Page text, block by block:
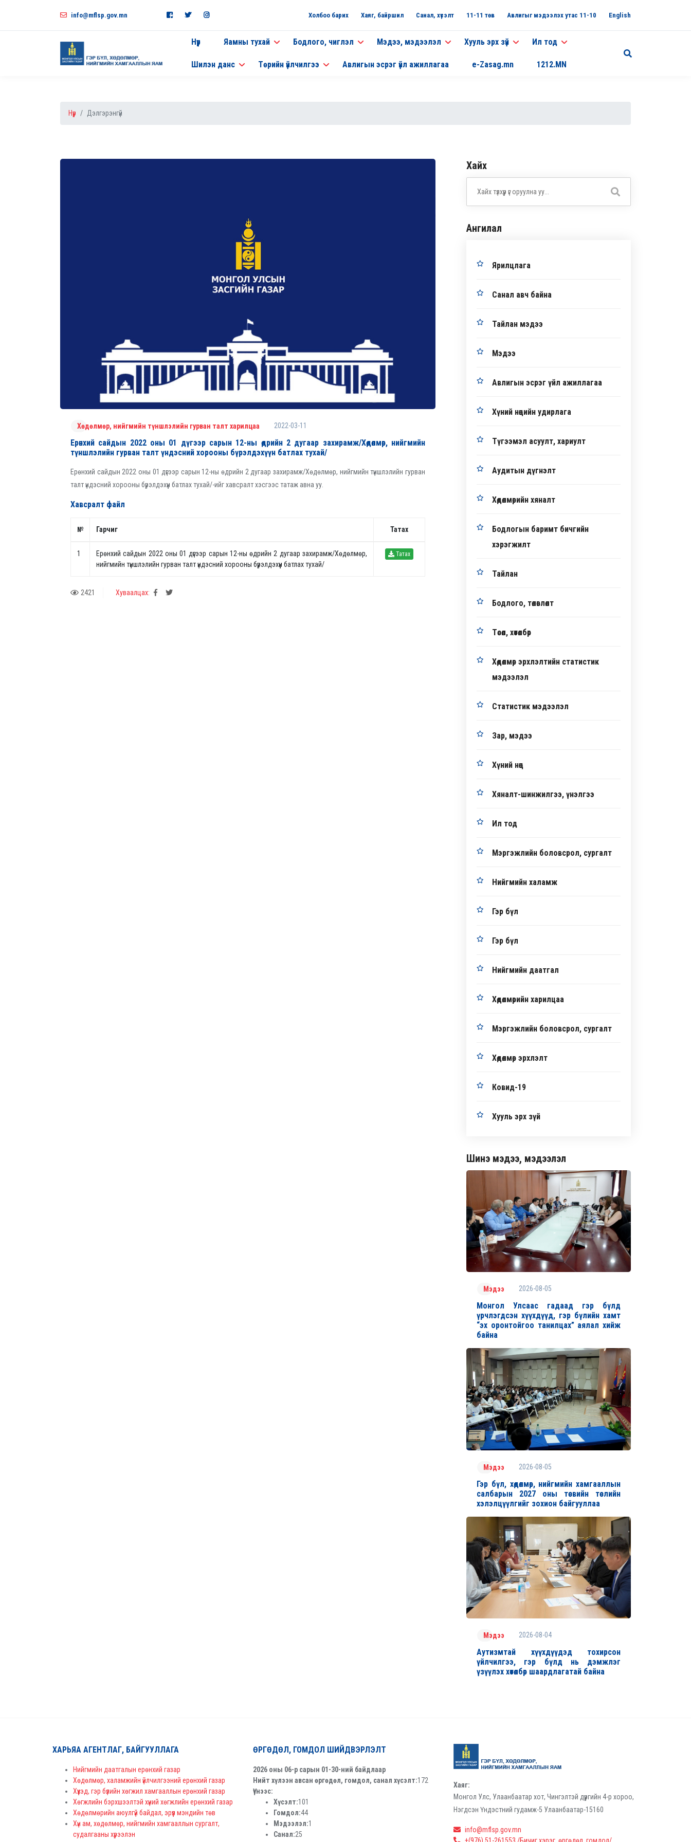
info@mflsp.gov.mn Холбоо барих Хаяг, байршил Санал, хүсэлт 11-11 төв Авлигыг мэдээлэх утас 11-10 English
Нүүр Яамны тухай Бодлого, чиглэл Мэдээ, мэдээлэл Хууль эрх зүй Ил тод
Шилэн данс Төрийн үйлчилгээ Авлигын эсрэг үйл ажиллагаа e-Zasag.mn 1212.MN
Нүүр Дэлгэрэнгүй
Хөдөлмөр, нийгмийн түншлэлийн гурван талт харилцаа 2022-03-11
Ерөнхий сайдын 2022 оны 01 дүгээр сарын 12-ны өдрийн 2 дугаар захирамж/Хөдөлмөр, нийгмийн
түншлэлийн гурван талт үндэсний хорооны бүрэлдэхүүн батлах тухай/
Ерөнхий сайдын 2022 оны 01 дүгээр сарын 12-ны өдрийн 2 дугаар захирамж/Хөдөлмөр, нийгмийн түншлэлийн гурван
талт үндэсний хорооны бүрэлдэхүүн батлах тухай/-ийг хавсралт хэсгээс татаж авна уу.
Хавсралт файл
№ Гарчиг Татах
1
Ерөнхий сайдын 2022 оны 01 дүгээр сарын 12-ны өдрийн 2 дугаар захирамж/Хөдөлмөр,
нийгмийн түншлэлийн гурван талт үндэсний хорооны бүрэлдэхүүн батлах тухай/
Татах
2421 Хуваалцах:
Хайх
Ангилал
Ярилцлага
Санал авч байна
Тайлан мэдээ
Мэдээ
Авлигын эсрэг үйл ажиллагаа
Хүний нөөцийн удирлага
Түгээмэл асуулт, хариулт
Аудитын дүгнэлт
Хөдөлмөрийн хяналт
Бодлогын баримт бичгийн
хэрэгжилт
Тайлан
Бодлого, төлөвлөлт
Төсөл, хөтөлбөр
Хөдөлмөр эрхлэлтийн статистик
мэдээлэл
Статистик мэдээлэл
Зар, мэдээ
Хүний нөөц
Хяналт-шинжилгээ, үнэлгээ
Ил тод
Мэргэжлийн боловсрол, сургалт
Нийгмийн халамж
Гэр бүл
Гэр бүл
Нийгмийн даатгал
Хөдөлмөрийн харилцаа
Мэргэжлийн боловсрол, сургалт
Хөдөлмөр эрхлэлт
Ковид-19
Хууль эрх зүй
Шинэ мэдээ, мэдээлэл
Мэдээ 2026-08-05
Монгол Улсаас гадаад гэр бүлд
үрчлэгдсэн хүүхдүүд, гэр бүлийн хамт
“эх оронтойгоо танилцах” аялал хийж
байна
Мэдээ 2026-08-05
Гэр бүл, хөдөлмөр, нийгмийн хамгааллын
салбарын 2027 оны төсвийн төслийн
хэлэлцүүлгийг зохион байгууллаа
Мэдээ 2026-08-04
Аутизмтай хүүхдүүдэд тохирсон
үйлчилгээ, гэр бүлд нь дэмжлэг
үзүүлэх хөтөлбөр шаардлагатай байна
ХАРЬЯА АГЕНТЛАГ, БАЙГУУЛЛАГА
Нийгмийн даатгалын ерөнхий газар
Хөдөлмөр, халамжийн үйлчилгээний ерөнхий газар
Хүүхэд, гэр бүлийн хөгжил хамгааллын ерөнхий газар
Хөгжлийн бэрхшээлтэй хүний хөгжлийн ерөнхий газар
Хөдөлмөрийн аюулгүй байдал, эрүүл мэндийн төв
Хүн ам, хөдөлмөр, нийгмийн хамгааллын сургалт,
судалгааны хүрээлэн
ӨРГӨДӨЛ, ГОМДОЛ ШИЙДВЭРЛЭЛТ
2026 оны 06-р сарын 01-30-ний байдлаар
Нийт хүлээн авсан өргөдөл, гомдол, санал хүсэлт:172
Үүнээс:
Хүсэлт:101
Гомдол:44
Мэдээлэл:1
Санал:25
Хаяг:
Монгол Улс, Улаанбаатар хот, Чингэлтэй дүүргийн 4-р хороо,
Нэгдсэн Үндэстний гудамж-5 Улаанбаатар-15160
info@mflsp.gov.mn